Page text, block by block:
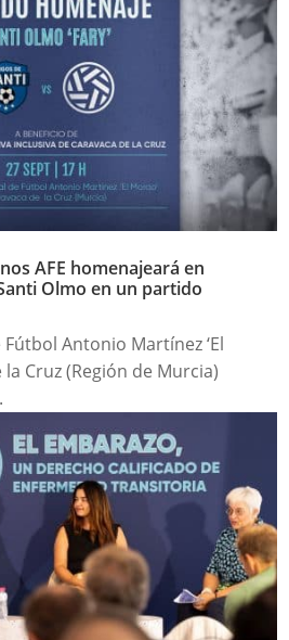
AFE homenajeará en
Olmo en un partido
Antonio Martínez ‘El
la Cruz (Región de Murcia)